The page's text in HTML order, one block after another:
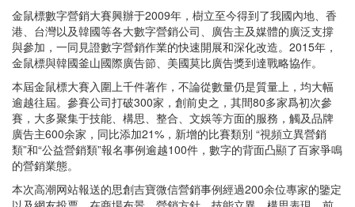
金鼠標數字營銷大賽興辦于2009年，樹立至今得到了我國內地、香
港、台灣以及韓國等各大數字營銷公司、廣告主及媒體的廣泛支撐
與參加，一同見證數字營銷作業的快速開展和深化改造。2015年，
金鼠標與韓國釜山國際廣告節、美國莫比廣告獎到達戰略協作。
本屆金鼠標大賽入圍上千件著作，不論從數量仍是質量上，均大幅
逾越往屆。參賽公司打破300家，創前史之，其間80多家爲初次參
賽，大多聚集于技能、構思、整合、文娛等方面的服務，觸及品牌
廣告主600余家，同比添加21%，新增的比賽類別 “視頻立異營銷
類”和“公益營銷類”報名事例逾越100件，數字的背面凸顯了百家爭鳴
的營銷業態。
本次高潮网站報送的思創吉寶微信營銷事例經過200余位專家的鑒定